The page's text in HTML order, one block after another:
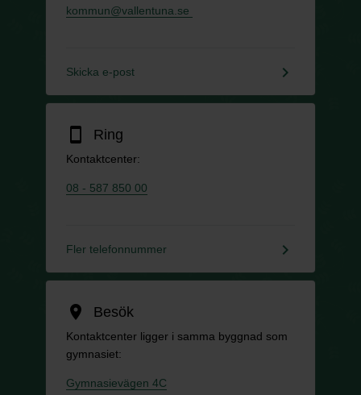
kommun@vallentuna.se
Skicka e-post keyboard_arrow_right
smartphone Ring
Kontaktcenter:
08 - 587 850 00
Fler telefonnummer keyboard_arrow_right
location_on Besök
Kontaktcenter ligger i samma byggnad som
gymnasiet:
Gymnasievägen 4C